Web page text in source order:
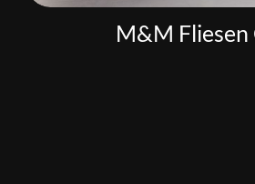
M&M Fliesen